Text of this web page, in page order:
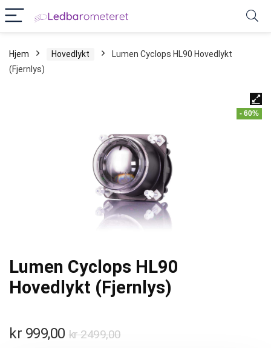
Hjem Hovedlykt
Lumen Cyclops HL90 Hovedlykt
(Fjernlys)
- 60%
Lumen Cyclops HL90
Hovedlykt (Fjernlys)
kr2499,00
kr 999,00